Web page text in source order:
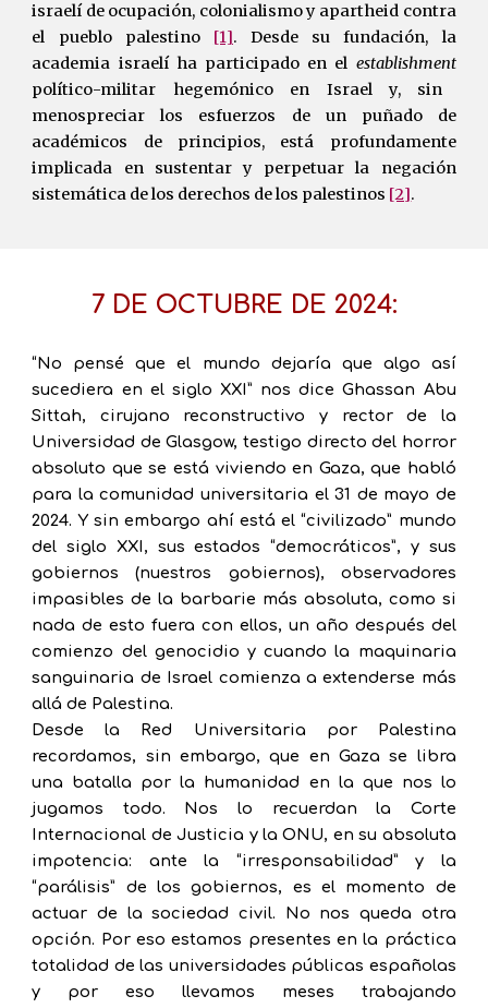
israelí de ocupación, colonialismo y apartheid contra
el pueblo palestino
[1]. Desde su fundación, la
academia israelí ha participado en el establishment
político-militar hegemónico en Israel y, sin
menospreciar los esfuerzos de un puñado de
académicos de principios, está profundamente
implicada en sustentar y perpetuar la negación
sistemática de los derechos de los palestinos [2].
7 DE OCTUBRE DE 2024:
“No pensé que el mundo dejaría que algo así
sucediera en el siglo XXI” nos dice Ghassan Abu
Sittah, cirujano reconstructivo y rector de la
Universidad de Glasgow, testigo directo del horror
absoluto que se está viviendo en Gaza, que habló
para la comunidad universitaria el 31 de mayo de
2024. Y sin embargo ahí está el “civilizado” mundo
del siglo XXI, sus estados “democráticos”, y sus
gobiernos (nuestros gobiernos), observadores
impasibles de la barbarie más absoluta, como si
nada de esto fuera con ellos, un año después del
comienzo del genocidio y cuando la maquinaria
sanguinaria de Israel comienza a extenderse más
allá de Palestina.
Desde la Red Universitaria por Palestina
recordamos, sin embargo, que en Gaza se libra
una batalla por la humanidad en la que nos lo
jugamos todo. Nos lo recuerdan la Corte
Internacional de Justicia y la ONU, en su absoluta
impotencia: ante la “irresponsabilidad” y la
“parálisis” de los gobiernos, es el momento de
actuar de la sociedad civil. No nos queda otra
opción. Por eso estamos presentes en la práctica
totalidad de las universidades públicas españolas
y por eso llevamos meses trabajando